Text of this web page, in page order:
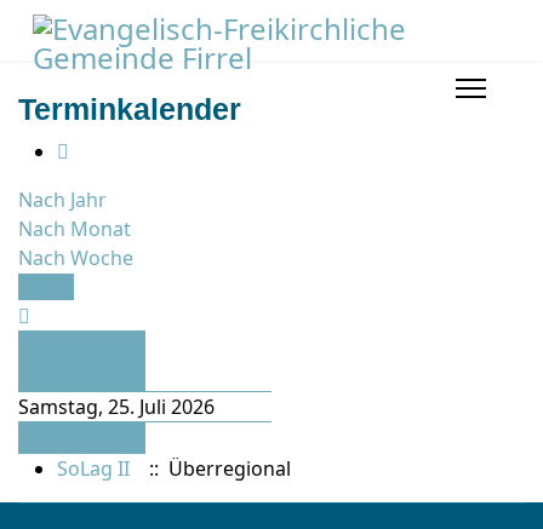
Terminkalender
Nach Jahr
Nach Monat
Nach Woche
Samstag, 25. Juli 2026
SoLag II
:: Überregional